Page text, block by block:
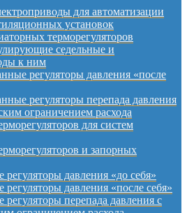
для автоматизации
установок
терморегуляторов
седельные и
к ним
регуляторы давления «после
регуляторы перепада давления
ограничением расхода
для систем
и запорных
давления «до себя»
давления «после себя»
перепада давления с